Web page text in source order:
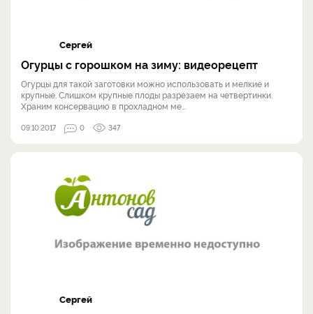
Сергей
Огурцы с горошком на зиму: видеорецепт
Огурцы для такой заготовки можно использовать и мелкие и
крупные. Слишком крупные плоды разрезаем на четвертинки.
Храним консервацию в прохладном ме...
09.10.2017 0 347
Сергей